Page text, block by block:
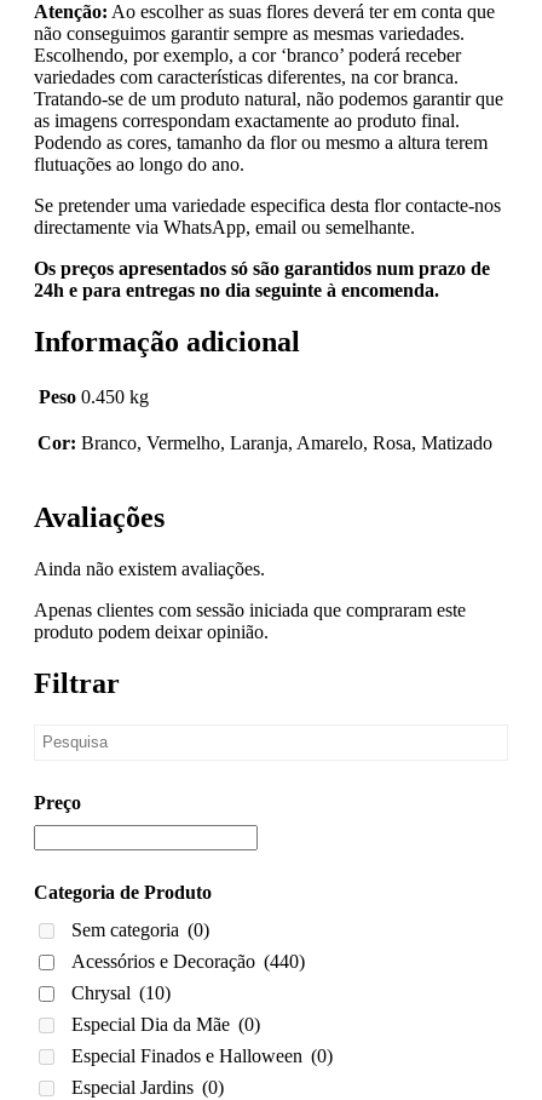
Atenção: Ao escolher as suas flores deverá ter em conta que
não conseguimos garantir sempre as mesmas variedades.
Escolhendo, por exemplo, a cor ‘branco’ poderá receber
variedades com características diferentes, na cor branca.
Tratando-se de um produto natural, não podemos garantir que
as imagens correspondam exactamente ao produto final.
Podendo as cores, tamanho da flor ou mesmo a altura terem
flutuações ao longo do ano.
Se pretender uma variedade especifica desta flor contacte-nos
directamente via WhatsApp, email ou semelhante.
Os preços apresentados só são garantidos num prazo de
24h e para entregas no dia seguinte à encomenda.
Informação adicional
Peso 0.450 kg
Cor: Branco, Vermelho, Laranja, Amarelo, Rosa, Matizado
Avaliações
Ainda não existem avaliações.
Apenas clientes com sessão iniciada que compraram este
produto podem deixar opinião.
Filtrar
Preço
Categoria de Produto
Sem categoria (0)
Acessórios e Decoração (440)
Chrysal (10)
Especial Dia da Mãe (0)
Especial Finados e Halloween (0)
Especial Jardins (0)